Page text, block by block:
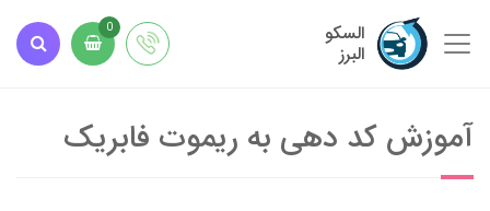
السکو
البرز
0
آموزش کد دهی به ریموت فابریک